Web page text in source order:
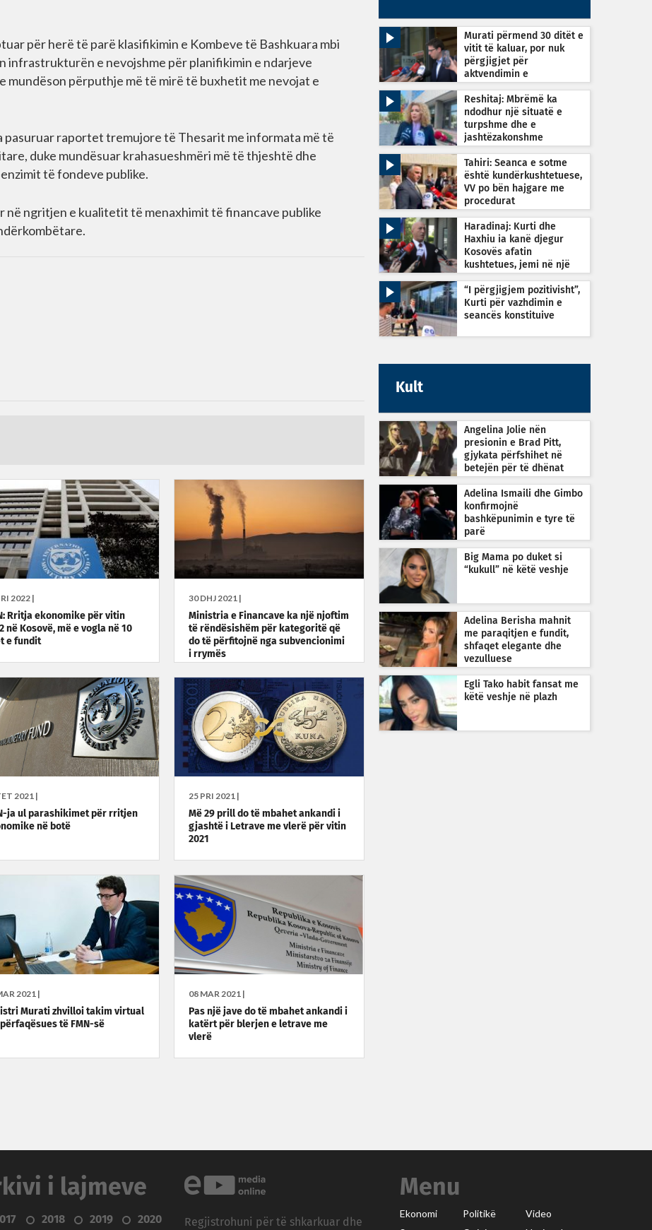
për herë të parë klasifikimin e Kombeve të Bashkuara mbi
infrastrukturën e nevojshme për planifikimin e ndarjeve
përputhje më të mirë të buxhetit me nevojat e
pasuruar raportet tremujore të Thesarit me informata më të
duke mundësuar krahasueshmëri më të thjeshtë dhe
të fondeve publike.
ngritjen e kualitetit të menaxhimit të financave publike
2022 |
Rritja ekonomike për vitin
në Kosovë, më e vogla në 10
e fundit
30 DHJ 2021 |
Ministria e Financave ka një njoftim
të rëndësishëm për kategoritë që
do të përfitojnë nga subvencionimi
i rrymës
2021 |
ja ul parashikimet për rritjen
në botë
25 PRI 2021 |
Më 29 prill do të mbahet ankandi i
gjashtë i Letrave me vlerë për vitin
2021
2021 |
Murati zhvilloi takim virtual
të FMN-së
08 MAR 2021 |
Pas një jave do të mbahet ankandi i
katërt për blerjen e letrave me
vlerë
Murati përmend 30 ditët e
vitit të kaluar, por nuk
përgjigjet për
aktvendimin e
Reshitaj: Mbrëmë ka
ndodhur një situatë e
turpshme dhe e
jashtëzakonshme
Tahiri: Seanca e sotme
është kundërkushtetuese,
VV po bën hajgare me
procedurat
Haradinaj: Kurti dhe
Haxhiu ia kanë djegur
Kosovës afatin
kushtetues, jemi në një
rrezikshme
“I përgjigjem pozitivisht”,
Kurti për vazhdimin e
seancës konstituive
Kult
Angelina Jolie nën
presionin e Brad Pitt,
gjykata përfshihet në
betejën për të dhënat
Adelina Ismaili dhe Gimbo
konfirmojnë
bashkëpunimin e tyre të
parë
Big Mama po duket si
“kukull” në këtë veshje
Adelina Berisha mahnit
me paraqitjen e fundit,
shfaqet elegante dhe
vezulluese
Egli Tako habit fansat me
këtë veshje në plazh
i lajmeve
2018 2019 2020 Regjistrohuni për të shkarkuar dhe
Menu
Ekonomi Politikë
Video